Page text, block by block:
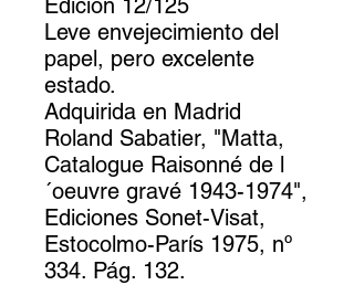
Edición 12/125
Leve envejecimiento del
papel, pero excelente
estado.
Adquirida en Madrid
Roland Sabatier, "Matta,
Catalogue Raisonné de l
´oeuvre gravé 1943-1974",
Ediciones Sonet-Visat,
Estocolmo-París 1975, nº
334. Pág. 132.